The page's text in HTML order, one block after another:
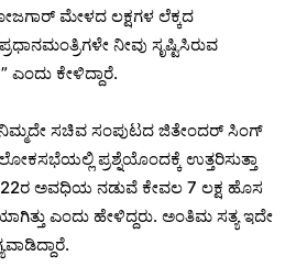
ಮೇಳದ ಲಕ್ಷಗಳ ಲೆಕ್ಕದ
ನೀವು ಸೃಷ್ಟಿಸಿರುವ
ಎಂದು ಕೇಳಿದ್ದಾರೆ.
ಸಚಿವ ಸಂಪುಟದ ಜಿತೇಂದರ್ ಸಿಂಗ್
ಪ್ರಶ್ನೆಯೊಂದಕ್ಕೆ ಉತ್ತರಿಸುತ್ತಾ
22ರ ಅವಧಿಯ ನಡುವೆ ಕೇವಲ 7 ಲಕ್ಷ ಹೊಸ
ಎಂದು ಹೇಳಿದ್ದರು. ಅಂತಿಮ ಸತ್ಯ ಇದೇ